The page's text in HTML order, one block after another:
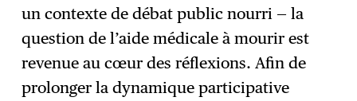
un contexte de débat public nourri — la
question de l’aide médicale à mourir est
revenue au cœur des réflexions. Afin de
prolonger la dynamique participative